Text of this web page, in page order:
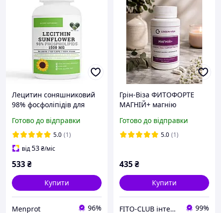
Лецитин соняшниковий
98% фосфоліпідів для
капсулах envie lab
Готово до відправки
5.0 (1)
від53₴/міс
533₴
Купити
Menprot 96%
Грін-Віза ФИТОФОРТЕ
МАГНІЙ+ магнію
90капс
Готово до відправки
5.0 (1)
435₴
Купити
FITO-CLUB інтернет-магазин 99%